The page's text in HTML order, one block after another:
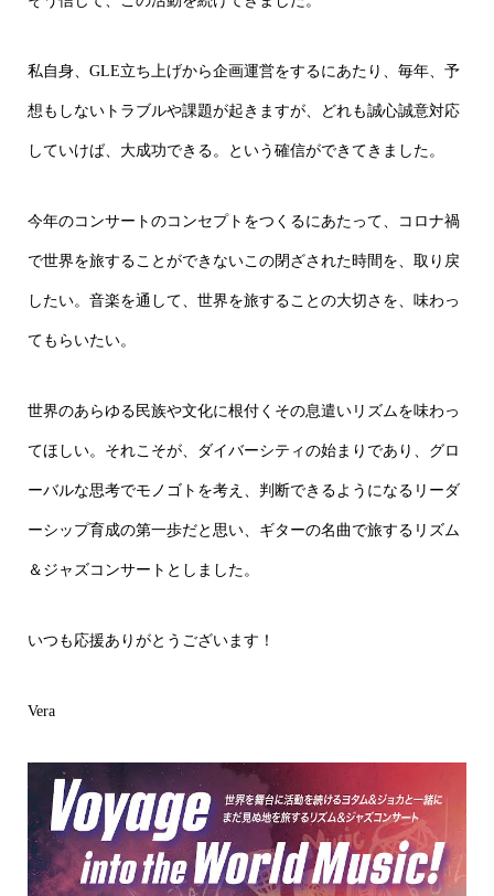
私自身、GLE立ち上げから企画運営をするにあたり、毎年、予
想もしないトラブルや課題が起きますが、どれも誠心誠意対応
していけば、大成功できる。という確信ができてきました。
今年のコンサートのコンセプトをつくるにあたって、コロナ禍
で世界を旅することができないこの閉ざされた時間を、取り戻
したい。音楽を通して、世界を旅することの大切さを、味わっ
てもらいたい。
世界のあらゆる民族や文化に根付くその息遣いリズムを味わっ
てほしい。それこそが、ダイバーシティの始まりであり、グロ
ーバルな思考でモノゴトを考え、判断できるようになるリーダ
ーシップ育成の第一歩だと思い、ギターの名曲で旅するリズム
＆ジャズコンサートとしました。
いつも応援ありがとうございます！
Vera